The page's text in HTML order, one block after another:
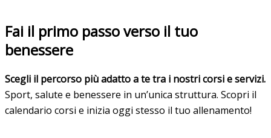
Fai il primo passo verso il tuo
benessere
Scegli il percorso più adatto a te tra i nostri corsi e servizi.
Sport, salute e benessere in un’unica struttura. Scopri il
calendario corsi e inizia oggi stesso il tuo allenamento!